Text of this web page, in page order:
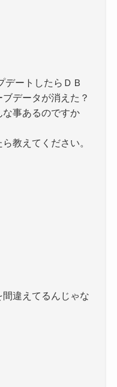
ートしたらＤＢ
データが消えた？
事あるのですか
教えてください。
違えてるんじゃな